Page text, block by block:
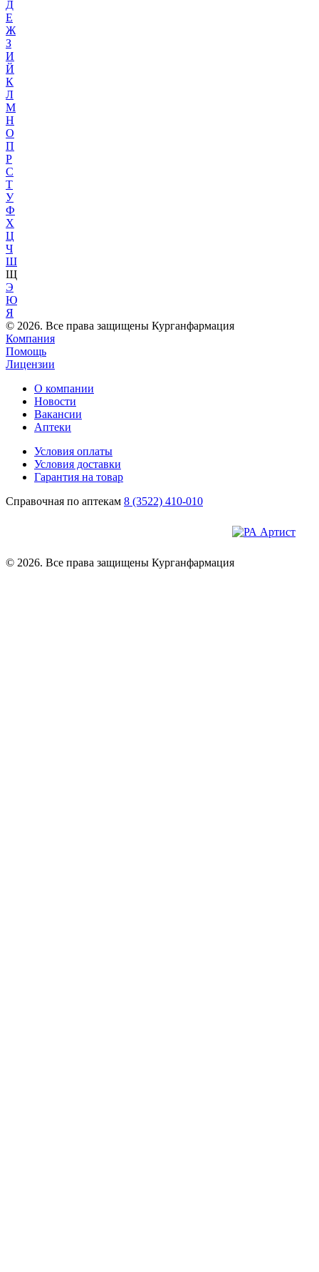
Д
Е
Ж
З
И
Й
К
Л
М
Н
О
П
Р
С
Т
У
Ф
Х
Ц
Ч
Ш
Щ
Э
Ю
Я
© 2026. Все права защищены Курганфармация
Компания
Помощь
Лицензии
О компании
Новости
Вакансии
Аптеки
Условия оплаты
Условия доставки
Гарантия на товар
Справочная по аптекам 8 (3522) 410-010
© 2026. Все права защищены Курганфармация